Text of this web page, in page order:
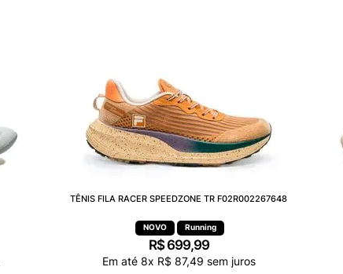
TÊNIS FILA RACER SPEEDZONE TR F02R002267648
Running
R$ 699,99
Em até 8x R$ 87,49 sem juros